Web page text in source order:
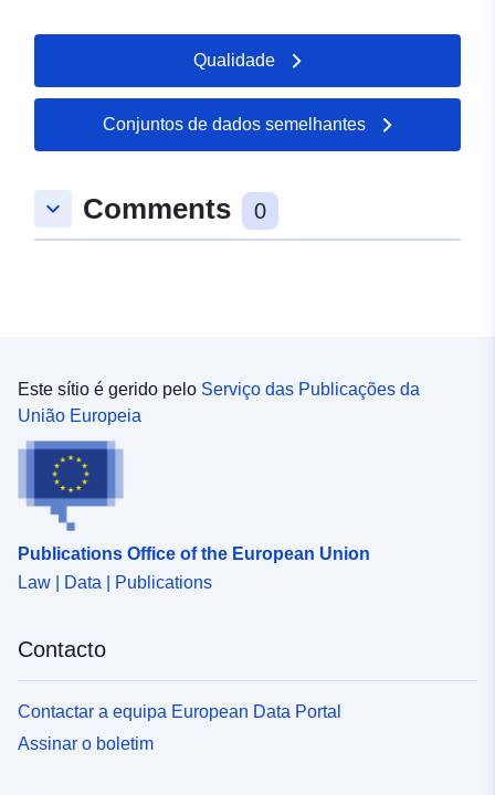
Qualidade
Conjuntos de dados semelhantes
keyboard_arrow_down Comments 0
Este sítio é gerido pelo Serviço das Publicações da
União Europeia
Publications Office of the European Union
Law | Data | Publications
Contacto
Contactar a equipa European Data Portal
Assinar o boletim